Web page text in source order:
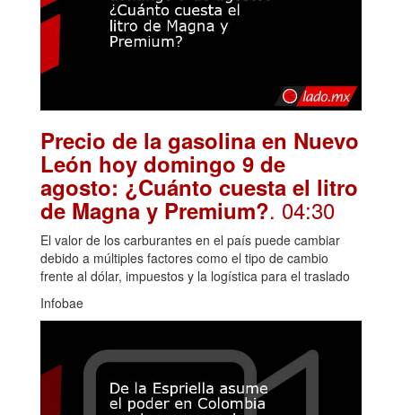
Precio de la gasolina en Nuevo
León hoy domingo 9 de
agosto: ¿Cuánto cuesta el litro
de Magna y Premium?. 04:30
El valor de los carburantes en el país puede cambiar
debido a múltiples factores como el tipo de cambio
frente al dólar, impuestos y la logística para el traslado
Infobae